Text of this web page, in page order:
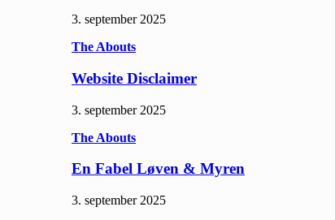
3. september 2025
The Abouts
Website Disclaimer
3. september 2025
The Abouts
En Fabel Løven & Myren
3. september 2025